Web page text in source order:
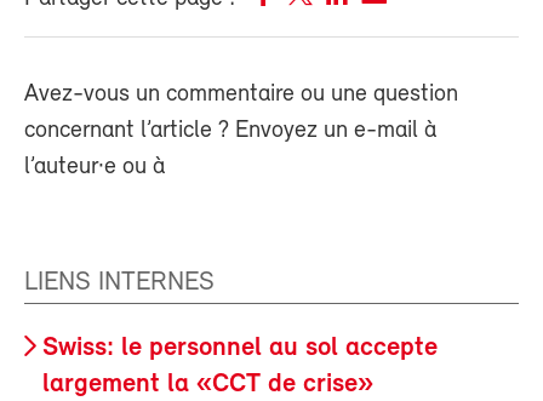
Avez-vous un commentaire ou une question
concernant l’article ? Envoyez un e-mail à
l’auteur·e ou à
LIENS INTERNES
Swiss: le personnel au sol accepte
largement la «CCT de crise»